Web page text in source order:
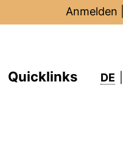
Anmelden
Quicklinks DE